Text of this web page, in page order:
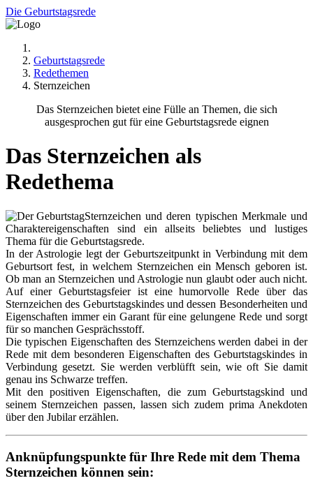
Die Geburtstagsrede
Geburtstagsrede
Redethemen
Sternzeichen
Das Sternzeichen bietet eine Fülle an Themen, die sich
ausgesprochen gut für eine Geburtstagsrede eignen
Das Sternzeichen als
Redethema
Sternzeichen und deren typischen Merkmale und
Charaktereigenschaften sind ein allseits beliebtes und lustiges
Thema für die Geburtstagsrede.
In der Astrologie legt der Geburtszeitpunkt in Verbindung mit dem
Geburtsort fest, in welchem Sternzeichen ein Mensch geboren ist.
Ob man an Sternzeichen und Astrologie nun glaubt oder auch nicht.
Auf einer Geburtstagsfeier ist eine humorvolle Rede über das
Sternzeichen des Geburtstagskindes und dessen Besonderheiten und
Eigenschaften immer ein Garant für eine gelungene Rede und sorgt
für so manchen Gesprächsstoff.
Die typischen Eigenschaften des Sternzeichens werden dabei in der
Rede mit dem besonderen Eigenschaften des Geburtstagskindes in
Verbindung gesetzt. Sie werden verblüfft sein, wie oft Sie damit
genau ins Schwarze treffen.
Mit den positiven Eigenschaften, die zum Geburtstagskind und
seinem Sternzeichen passen, lassen sich zudem prima Anekdoten
über den Jubilar erzählen.
Anknüpfungspunkte für Ihre Rede mit dem Thema
Sternzeichen können sein: